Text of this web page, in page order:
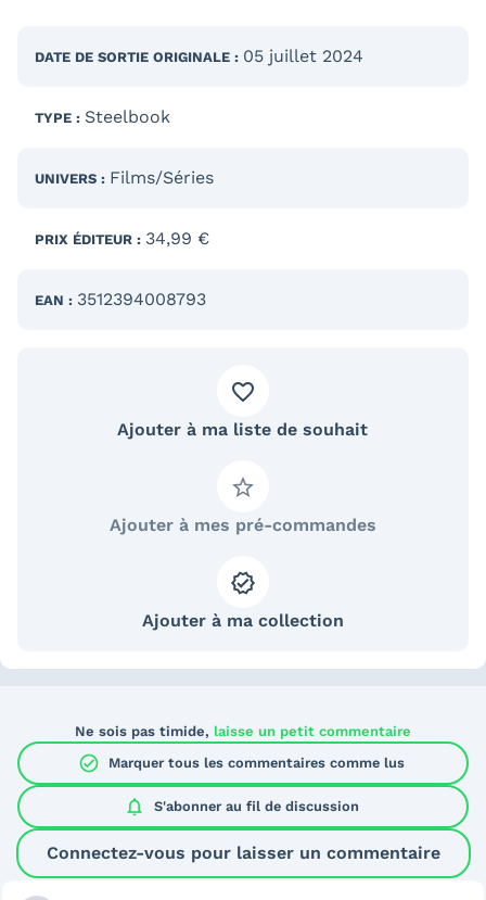
DATE DE SORTIE ORIGINALE : 05 juillet 2024
TYPE : Steelbook
UNIVERS : Films/Séries
PRIX ÉDITEUR : 34,99 €
EAN : 3512394008793
Ajouter à ma liste de souhait
Ajouter à mes pré-commandes
Ajouter à ma collection
Ne sois pas timide, laisse un petit commentaire
check_circle Marquer tous les commentaires comme lus
notifications S'abonner au fil de discussion
Connectez-vous pour laisser un commentaire